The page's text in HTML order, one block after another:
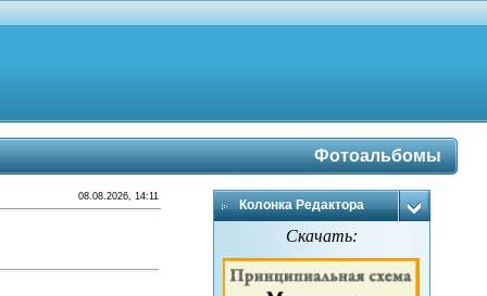
Фотоальбомы
08.08.2026, 14:11
Колонка Редактора
Скачать: